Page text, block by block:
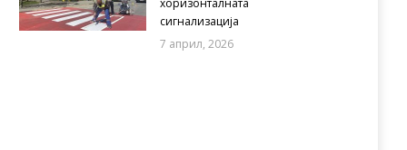
хоризонталната
сигнализација
7 април, 2026